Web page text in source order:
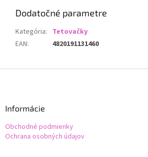
Dodatočné parametre
Kategória: Tetovačky
EAN: 4820191131460
Informácie
Obchodné podmienky
Ochrana osobných údajov